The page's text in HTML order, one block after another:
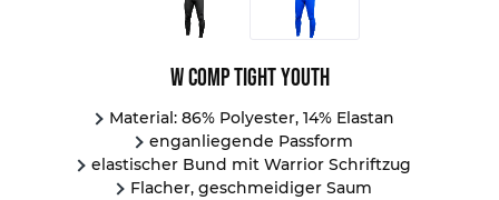
W Comp Tight Youth
Material: 86% Polyester, 14% Elastan
enganliegende Passform
elastischer Bund mit Warrior Schriftzug
Flacher, geschmeidiger Saum